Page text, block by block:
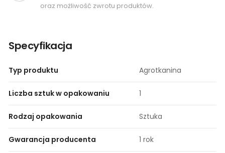
oraz możliwość zwrotu produktów.
Specyfikacja
Typ produktu Agrotkanina
Liczba sztuk w opakowaniu 1
Rodzaj opakowania Sztuka
Gwarancja producenta 1 rok​